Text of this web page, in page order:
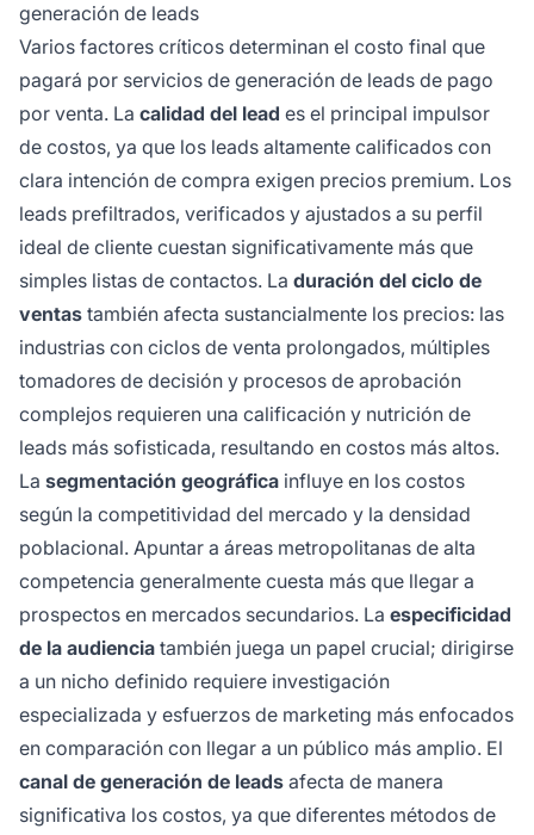
generación de leads
Varios factores críticos determinan el costo final que
pagará por servicios de generación de leads de pago
por venta. La calidad del lead es el principal impulsor
de costos, ya que los leads altamente calificados con
clara intención de compra exigen precios premium. Los
leads prefiltrados, verificados y ajustados a su perfil
ideal de cliente cuestan significativamente más que
simples listas de contactos. La duración del ciclo de
ventas también afecta sustancialmente los precios: las
industrias con ciclos de venta prolongados, múltiples
tomadores de decisión y procesos de aprobación
complejos requieren una calificación y nutrición de
leads más sofisticada, resultando en costos más altos.
La segmentación geográfica influye en los costos
según la competitividad del mercado y la densidad
poblacional. Apuntar a áreas metropolitanas de alta
competencia generalmente cuesta más que llegar a
prospectos en mercados secundarios. La especificidad
de la audiencia también juega un papel crucial; dirigirse
a un nicho definido requiere investigación
especializada y esfuerzos de marketing más enfocados
en comparación con llegar a un público más amplio. El
canal de generación de leads afecta de manera
significativa los costos, ya que diferentes métodos de